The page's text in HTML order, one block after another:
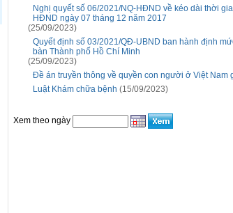
Nghị quyết số 06/2021/NQ-HĐND về kéo dài thời
HĐND ngày 07 tháng 12 năm 2017
(25/09/2023)
Quyết định số 03/2021/QĐ-UBND ban hành định
bàn Thành phố Hồ Chí Minh
(25/09/2023)
Đề án truyền thông về quyền con người ở Việt Nam
Luật Khám chữa bệnh (15/09/2023)
Xem theo ngày